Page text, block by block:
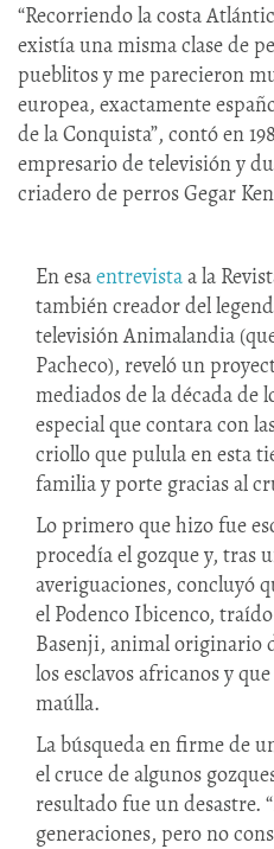
“Recorriendo la costa
existía una misma clase de
pueblitos y me parecieron
europea, exactamente
de la Conquista”, contó en
empresario de televisión y
criadero de perros Gegar
En esaentrevistaa la
también creador del
televisión Animalandia
Pacheco), reveló un
mediados de la década de
especial que contara con
criollo que pulula en esta
familia y porte gracias al
Lo primero que hizo fue
procedía el gozque y, tras
averiguaciones, concluyó
el Podenco Ibicenco,
Basenji, animal originario
los esclavos africanos y
maúlla.
La búsqueda en firme de
el cruce de algunos
resultado fue un desastre.
generaciones, pero no